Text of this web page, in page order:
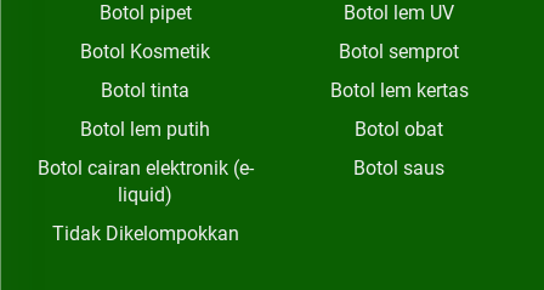
Botol pipet
Botol lem UV
Botol Kosmetik
Botol semprot
Botol tinta
Botol lem kertas
Botol lem putih
Botol obat
Botol cairan elektronik (e-
liquid)
Botol saus
Tidak Dikelompokkan